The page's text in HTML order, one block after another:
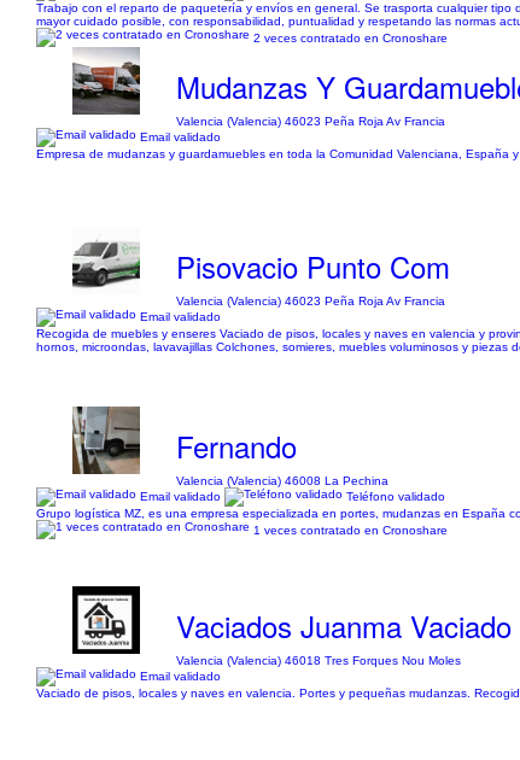
Trabajo con el reparto de paquetería y envíos en general. Se trasporta cualquier
mayor cuidado posible, con responsabilidad, puntualidad y respetando las normas
2 veces contratado en Cronoshare
Mudanzas Y
Valencia (Valencia) 46023 Peña Roja Av Francia
Email validado
Empresa de mudanzas y guardamuebles en toda la Comunidad Valenciana, España
Pisovacio Punto Com
Valencia (Valencia) 46023 Peña Roja Av Francia
Email validado
Recogida de muebles y enseres Vaciado de pisos, locales y naves en valencia y
hornos, microondas, lavavajillas Colchones, somieres, muebles voluminosos y piezas
Fernando
Valencia (Valencia) 46008 La Pechina
Email validado
Teléfono validado
Grupo logística MZ, es una empresa especializada en portes, mudanzas en España
1 veces contratado en Cronoshare
Vaciados Juanma
Valencia (Valencia) 46018 Tres Forques Nou Moles
Email validado
Vaciado de pisos, locales y naves en valencia. Portes y pequeñas mudanzas.